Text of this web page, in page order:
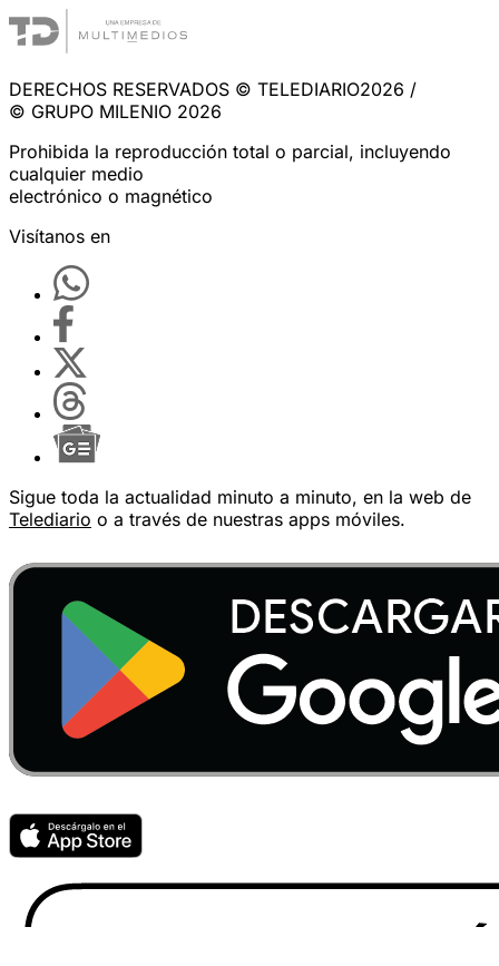
DERECHOS RESERVADOS © TELEDIARIO2026 /
© GRUPO MILENIO 2026
Prohibida la reproducción total o parcial, incluyendo
cualquier medio
electrónico o magnético
Visítanos en
Sigue toda la actualidad minuto a minuto, en la web de
Telediario o a través de nuestras apps móviles.